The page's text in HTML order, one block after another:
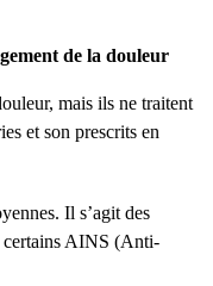
de la douleur
mais ils ne traitent
et son prescrits en
Il s’agit des
certains AINS (Anti-